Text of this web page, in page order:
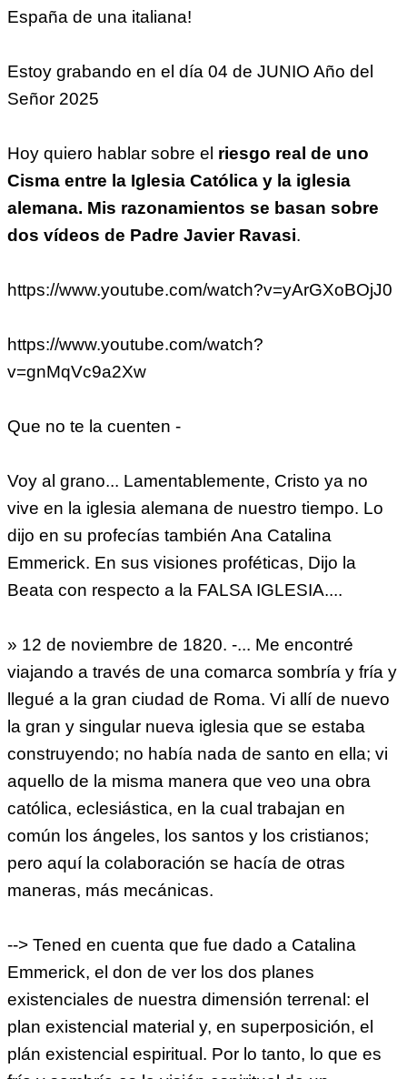
España de una italiana!
Estoy grabando en el día 04 de JUNIO Año del
Señor 2025
Hoy quiero hablar sobre el riesgo real de uno
Cisma entre la Iglesia Católica y la iglesia
alemana. Mis razonamientos se basan sobre
dos vídeos de Padre Javier Ravasi.
https://www.youtube.com/watch?v=yArGXoBOjJ0
https://www.youtube.com/watch?
v=gnMqVc9a2Xw
Que no te la cuenten -
Voy al grano... Lamentablemente, Cristo ya no
vive en la iglesia alemana de nuestro tiempo. Lo
dijo en su profecías también Ana Catalina
Emmerick. En sus visiones proféticas, Dijo la
Beata con respecto a la FALSA IGLESIA....
» 12 de noviembre de 1820. -... Me encontré
viajando a través de una comarca sombría y fría y
llegué a la gran ciudad de Roma. Vi allí de nuevo
la gran y singular nueva iglesia que se estaba
construyendo; no había nada de santo en ella; vi
aquello de la misma manera que veo una obra
católica, eclesiástica, en la cual trabajan en
común los ángeles, los santos y los cristianos;
pero aquí la colaboración se hacía de otras
maneras, más mecánicas.
--> Tened en cuenta que fue dado a Catalina
Emmerick, el don de ver los dos planes
existenciales de nuestra dimensión terrenal: el
plan existencial material y, en superposición, el
plán existencial espiritual. Por lo tanto, lo que es